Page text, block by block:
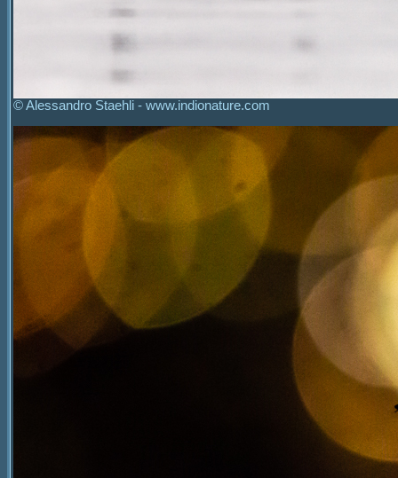
© Alessandro Staehli - www.indionature.com